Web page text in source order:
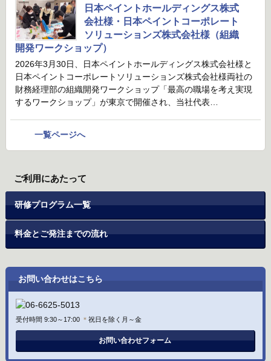
日本ペイントホールディングス株式
会社様・日本ペイントコーポレート
ソリューションズ株式会社様（組織
開発ワークショップ）
2026年3月30日、日本ペイントホールディングス株式会社様と
日本ペイントコーポレートソリューションズ株式会社様両社の
財務経理部の組織開発ワークショップ「最高の職場を考え実現
するワークショップ」が東京で開催され、当社代表…
一覧ページへ
ご利用にあたって
研修プログラム一覧
料金とご発注までの流れ
お問い合わせはこちら
受付時間 9:30～17:00 ＊ 祝日を除く月～金
お問い合わせフォーム